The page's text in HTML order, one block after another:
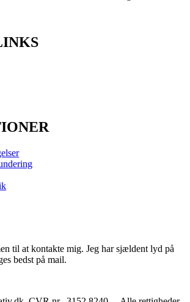
til at kontakte mig. Jeg har sjældent lyd på
bedst på mail.